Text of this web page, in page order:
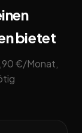
bietet
€/Monat,